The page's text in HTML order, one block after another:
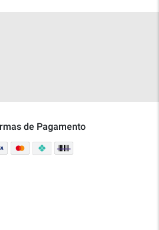
de Pagamento